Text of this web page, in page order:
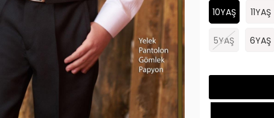
10YAŞ 11YAŞ
5YAŞ 6YAŞ